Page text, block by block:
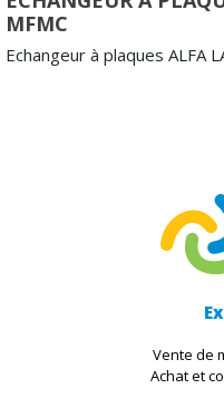
MFMC
Echangeur à plaques ALFA
Vente de
Achat et